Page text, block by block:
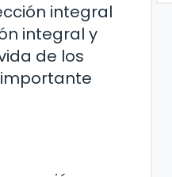
integral
integral y
de los